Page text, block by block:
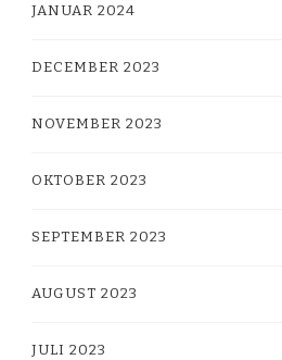
JANUAR 2024
DECEMBER 2023
NOVEMBER 2023
OKTOBER 2023
SEPTEMBER 2023
AUGUST 2023
JULI 2023